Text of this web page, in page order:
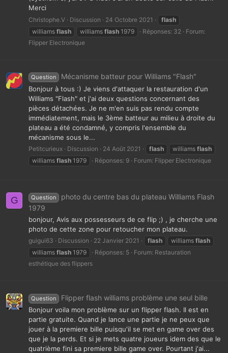
Merci
Christophe.V Discussion 24 Octobre 2021
flash
williams flash williams flash 1979 Réponses: 32
Forum:
Flipper Electronique
Question Mécanisme batteur pour Williams "Flash"
Bonjour à tous :) Je viens d'attaquer la restauration d'un
Williams "Flash" et j'ai deux questions concernant des
pièces détachées. Je ne m'en suis pas rendu compte
immédiatement, mais le 3ème batteur au milieu à droite du
plateau a été condamné, y compris l'ensemble du
mécanisme sous le...
Petitcurieux Discussion 24 Août 2021 flash williams flash
williams flash 1979 Réponses: 9 Forum: Flipper Electronique
G Question
photo du centre bas du plateau Williams Flash
1979
bonjour, Avis aux possesseurs de ce flip ;) , je cherche une
photo de cette zone pour retoucher mon plateau.
guigui63 Discussion 22 Janvier 2021 flash williams flash
williams flash 1979 Réponses: 5 Forum: Restauration
esthétique des flippers
Question Flipper flash williams problème une seul bille
Bonjour voila mon problème sur un flipper flash. Il est en
partie gratuite. Quand je lance une partie je ne peux que
jouer à la premiere bille puisqu'il se met en game over des
que je la perds. Et si je mets quatre joueurs idem des que le
quatrième fini sa premiere bille game over. Pourtant j'ai...